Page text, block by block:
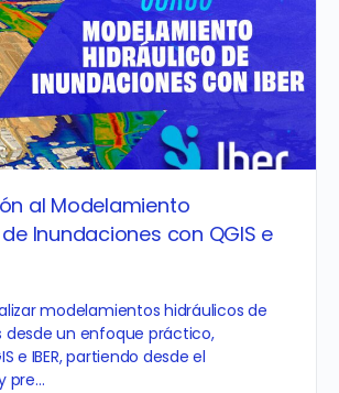
al Modelamiento
Inundaciones con QGIS e
modelamientos hidráulicos de
desde un enfoque práctico,
e IBER, partiendo desde el
pre…